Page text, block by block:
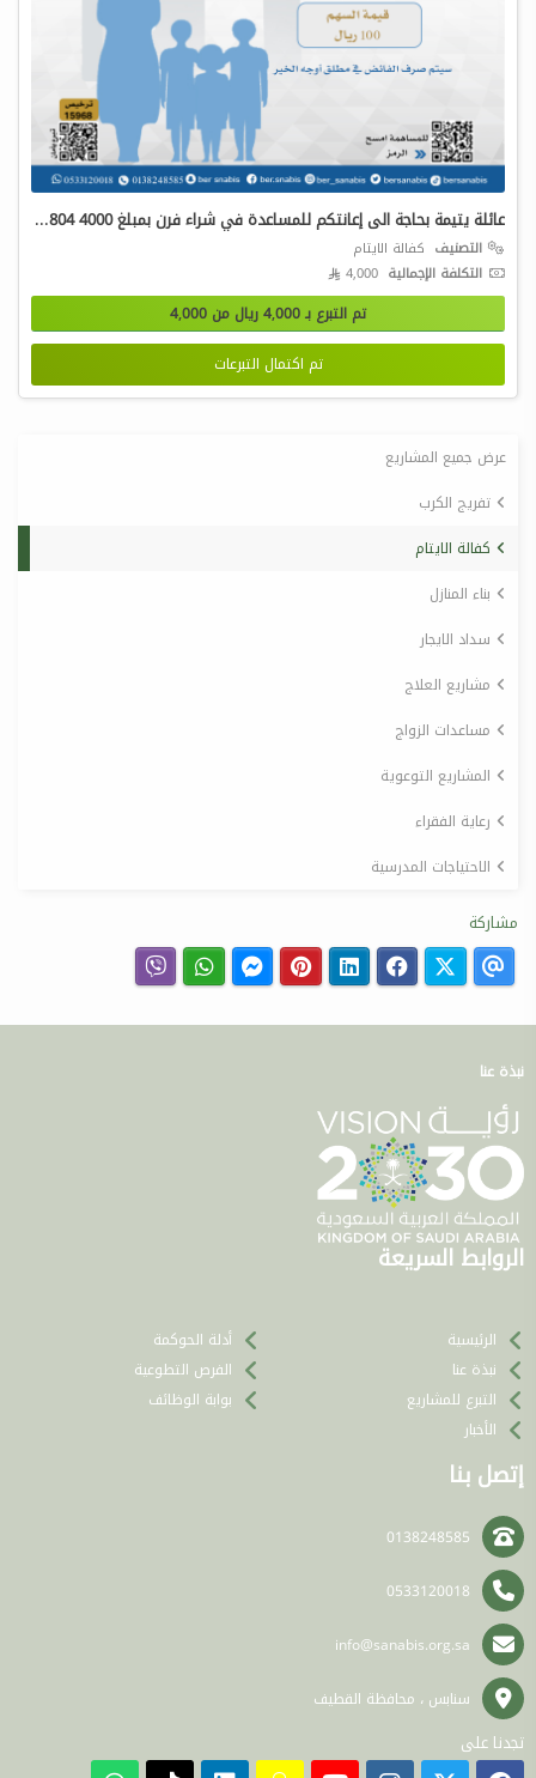
عائلة يتيمة بحاجة الى إعانتكم للمساعدة في شراء فرن بمبلغ 4000 2026031804-8972
التصنيف كفالة الايتام
التكلفة الإجمالية
تم التبرع بـ4,000ريال من 4,000
تم اكتمال التبرعات
عرض جميع المشاريع
تفريج الكرب
كفالة الايتام
بناء المنازل
سداد الايجار
مشاريع العلاج
مساعدات الزواج
المشاريع التوعوية
رعاية الفقراء
الاحتياجات المدرسية
مشاركة
نبذة عنا
الروابط السريعة
الرئيسية
نبذة عنا
التبرع للمشاريع
الأخبار
أدلة الحوكمة
الفرص التطوعية
بوابة الوظائف
إتصل بنا
0138248585
0533120018
info@sanabis.org.sa
سنابس ، محافظة القطيف
تجدنا على